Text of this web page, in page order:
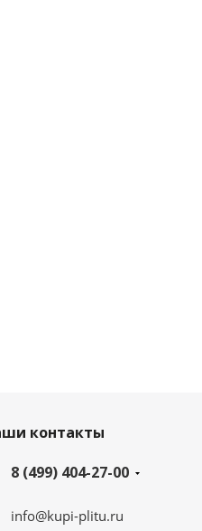
контакты
8 (499) 404-27-00
info@kupi-plitu.ru